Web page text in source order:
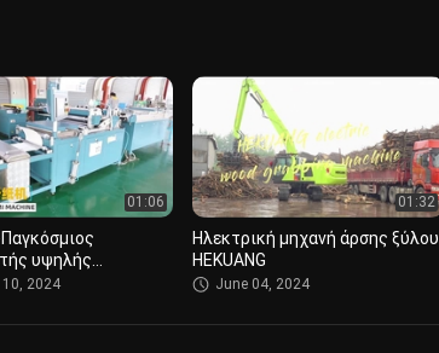
01:06
Παγκόσμιος
υψηλής
φίλτρων
2024
01:32
Ηλεκτρική μηχανή άρσης ξύλου
HEKUANG
June 04, 2024